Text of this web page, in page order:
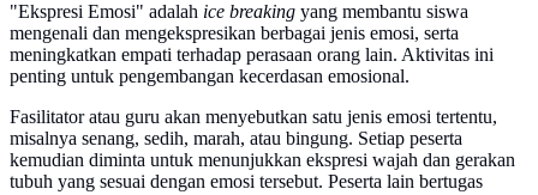
"Ekspresi Emosi" adalah ice breaking yang membantu siswa
mengenali dan mengekspresikan berbagai jenis emosi, serta
meningkatkan empati terhadap perasaan orang lain. Aktivitas ini
penting untuk pengembangan kecerdasan emosional.
Fasilitator atau guru akan menyebutkan satu jenis emosi tertentu,
misalnya senang, sedih, marah, atau bingung. Setiap peserta
kemudian diminta untuk menunjukkan ekspresi wajah dan gerakan
tubuh yang sesuai dengan emosi tersebut. Peserta lain bertugas